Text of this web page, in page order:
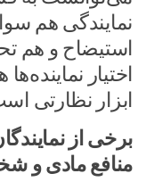
نمایندگی هم
استیضاح و هم
اختیار
ابزار نظارتی
برخی از
منافع مادی و